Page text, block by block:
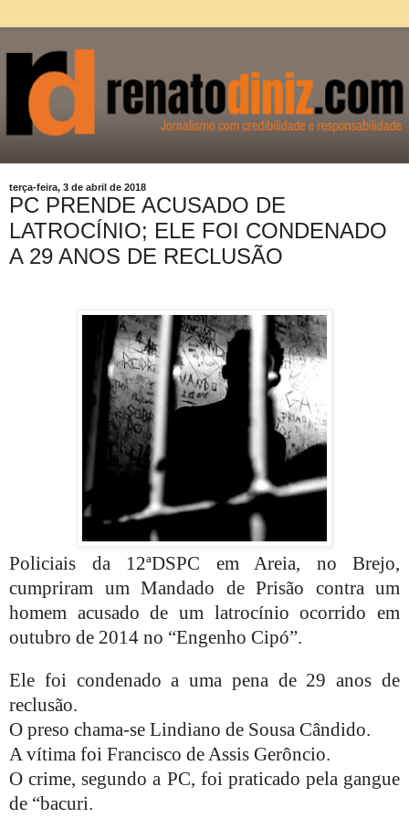
terça-feira, 3 de abril de 2018
PC PRENDE ACUSADO DE
LATROCÍNIO; ELE FOI CONDENADO
A 29 ANOS DE RECLUSÃO
Policiais da 12ªDSPC em Areia, no Brejo,
cumpriram um Mandado de Prisão contra um
homem acusado de um latrocínio ocorrido em
outubro de 2014 no “Engenho Cipó”.
Ele foi condenado a uma pena de 29 anos de
reclusão.
O preso chama-se Lindiano de Sousa Cândido.
A vítima foi Francisco de Assis Gerôncio.
O crime, segundo a PC, foi praticado pela gangue
de “bacuri.